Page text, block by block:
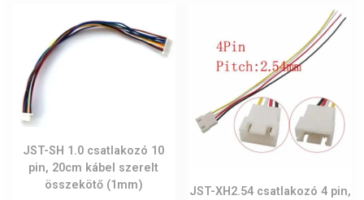
JST-SH 1.0 csatlakozó 10
pin, 20cm kábel szerelt
összekötő (1mm)
JST-XH2.54 csatlakozó 4 pin,